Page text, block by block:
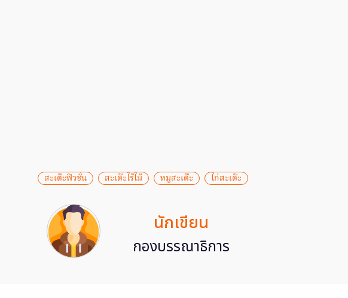
สะเต๊ะฟิวชั่น สะเต๊ะไร้ไม้ หมูสะเต๊ะ ไก่สะเต๊ะ
นักเขียน
กองบรรณาธิการ